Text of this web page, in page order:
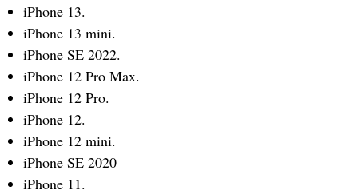
iPhone 13.
iPhone 13 mini.
iPhone SE 2022.
iPhone 12 Pro Max.
iPhone 12 Pro.
iPhone 12.
iPhone 12 mini.
iPhone SE 2020
iPhone 11.